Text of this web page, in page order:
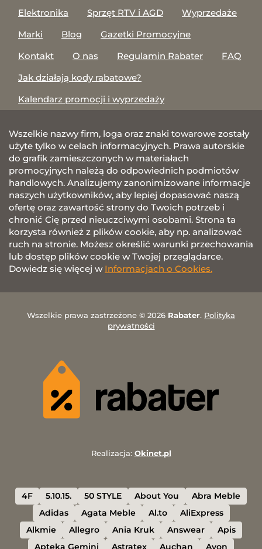
Elektronika
Sprzęt RTV i AGD
Wyprzedaże
Marki
Blog
Gazetki Promocyjne
Kontakt
O nas Regulamin Rabater
FAQ
Jak działają kody rabatowe?
Kalendarz promocji i wyprzedaży
Wszelkie nazwy firm, loga oraz znaki towarowe zostały
użyte tylko w celach informacyjnych. Prawa autorskie
do grafik zamieszczonych w materiałach
promocyjnych należą do odpowiednich podmiotów
handlowych. Analizujemy zanonimizowane informacje
naszych użytkowników, aby lepiej dopasować naszą
ofertę oraz zawartość strony do Twoich potrzeb i
chronić Cię przed nieuczciwymi osobami. Strona ta
korzysta również z plików cookie, aby np. analizować
ruch na stronie. Możesz określić warunki przechowania
lub dostęp plików cookie w Twojej przeglądarce.
Dowiedz się więcej w Informacjach o Cookies.
Wszelkie prawa zastrzeżone © 2026 Rabater. Polityka
prywatności
Realizacja: Okinet.pl
4F 5.10.15. 50 STYLE About You
Abra Meble
Adidas
Agata Meble Al.to
AliExpress
Alkmie
Allegro Ania Kruk Answear
Apis
Apteka Gemini
Astratex Auchan Avon